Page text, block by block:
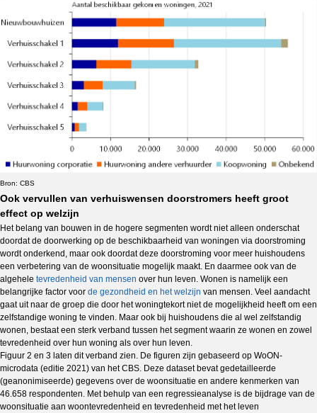
Bron: CBS
Ook vervullen van verhuiswensen doorstromers heeft groot
effect op welzijn
Het belang van bouwen in de hogere segmenten wordt niet alleen onderschat
doordat de doorwerking op de beschikbaarheid van woningen via doorstroming
wordt onderkend, maar ook doordat deze doorstroming voor meer huishoudens
een verbetering van de woonsituatie mogelijk maakt. En daarmee ook van de
algehele tevredenheid van mensen over hun leven. Wonen is namelijk een
belangrijke factor voor de gezondheid en het welzijn van mensen. Veel aandacht
gaat uit naar de groep die door het woningtekort niet de mogelijkheid heeft om een
zelfstandige woning te vinden. Maar ook bij huishoudens die al wel zelfstandig
wonen, bestaat een sterk verband tussen het segment waarin ze wonen en zowel
tevredenheid over hun woning als over hun leven.
Figuur 2 en 3 laten dit verband zien. De figuren zijn gebaseerd op WoON-
microdata (editie 2021) van het CBS. Deze dataset bevat gedetailleerde
(geanonimiseerde) gegevens over de woonsituatie en andere kenmerken van
46.658 respondenten. Met behulp van een regressieanalyse is de bijdrage van de
woonsituatie aan woontevredenheid en tevredenheid met het leven